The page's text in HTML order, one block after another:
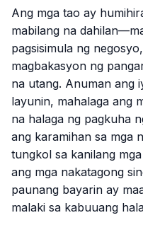
Ang mga tao ay
mabilang na
pagsisimula ng
magbakasyon ng
na utang. Anuman ang
layunin, mahalaga ang
na halaga ng pagkuha
ang karamihan sa mga
tungkol sa kanilang
ang mga nakatagong
paunang bayarin ay
malaki sa kabuuang